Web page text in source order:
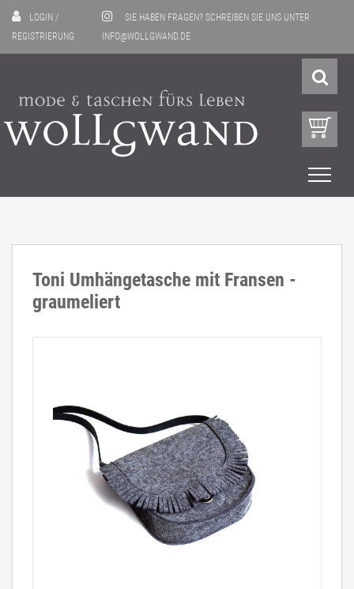
SIE HABEN FRAGEN? SCHREIBEN SIE UNS UNTER
INFO@WOLLGWAND.DE
LOGIN /
REGISTRIERUNG
Toni Umhängetasche mit Fransen -
graumeliert